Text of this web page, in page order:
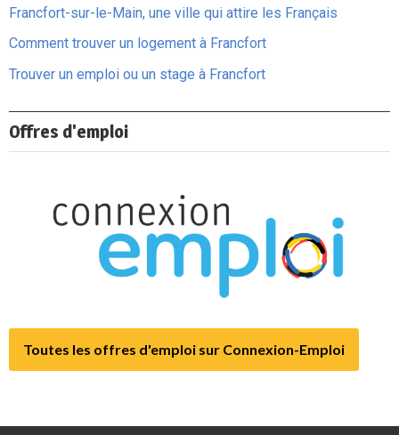
Francfort-sur-le-Main, une ville qui attire les Français
Comment trouver un logement à Francfort
Trouver un emploi ou un stage à Francfort
Offres d'emploi
Toutes les offres d'emploi sur Connexion-Emploi